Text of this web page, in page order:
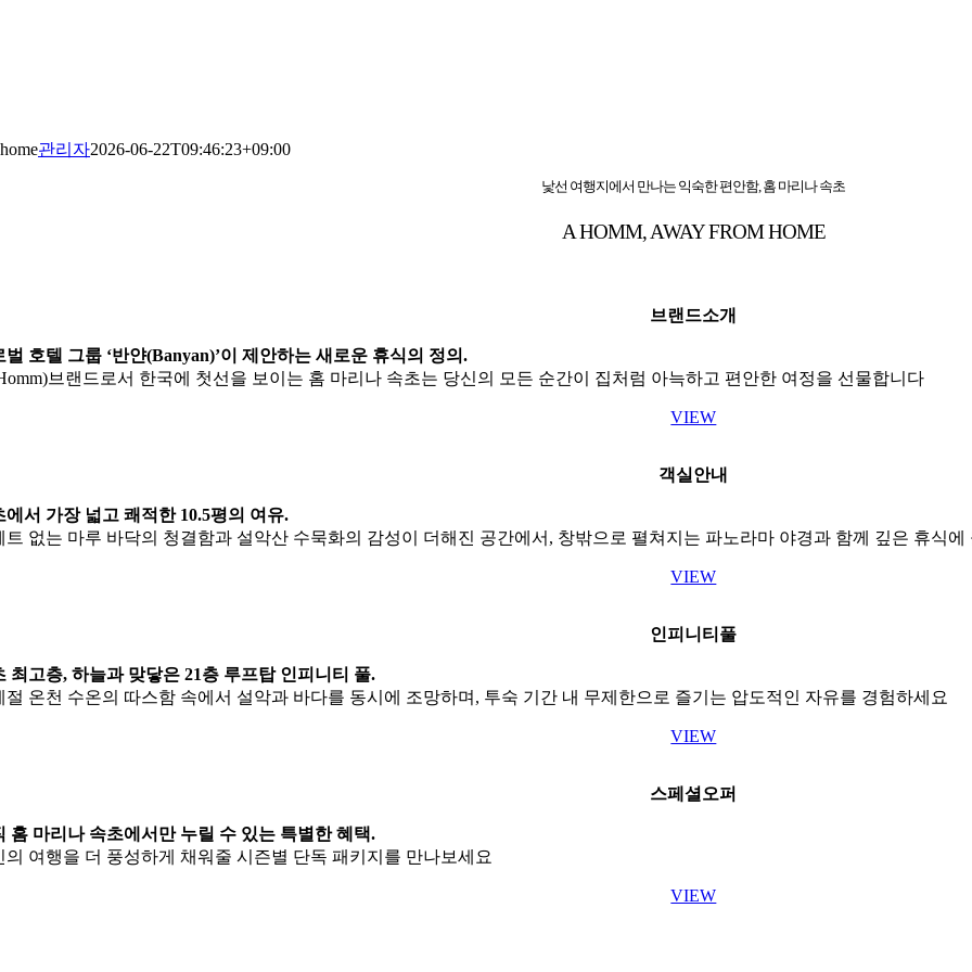
home관리자2026-06-22T09:46:23+09:00
낯선 여행지에서 만나는 익숙한 편안함, 홈 마리나 속초
A HOMM, AWAY FROM HOME
브랜드소개
벌 호텔 그룹 ‘반얀(Banyan)’이 제안하는 새로운 휴식의 정의.
브랜드로서 한국에 첫선을 보이는 홈 마리나 속초는 당신의 모든 순간이 집처럼 아늑하고 편안한 여정을 선물합니다
VIEW
객실안내
에서 가장 넓고 쾌적한 10.5평의 여유.
트 없는 마루 바닥의 청결함과 설악산 수묵화의 감성이 더해진 공간에서, 창밖으로 펼쳐지는 파노라마 야경과 함께 깊은 휴식에
VIEW
인피니티풀
최고층, 하늘과 맞닿은 21층 루프탑 인피니티 풀.
절 온천 수온의 따스함 속에서 설악과 바다를 동시에 조망하며, 투숙 기간 내 무제한으로 즐기는 압도적인 자유를 경험하세요
VIEW
스페셜오퍼
홈 마리나 속초에서만 누릴 수 있는 특별한 혜택.
의 여행을 더 풍성하게 채워줄 시즌별 단독 패키지를 만나보세요
VIEW